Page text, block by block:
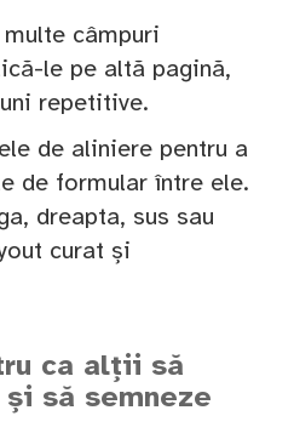
câmpuri
le pe altă pagină,
repetitive.
de aliniere pentru a
de formular între ele.
dreapta, sus sau
curat și
ca alții să
să semneze